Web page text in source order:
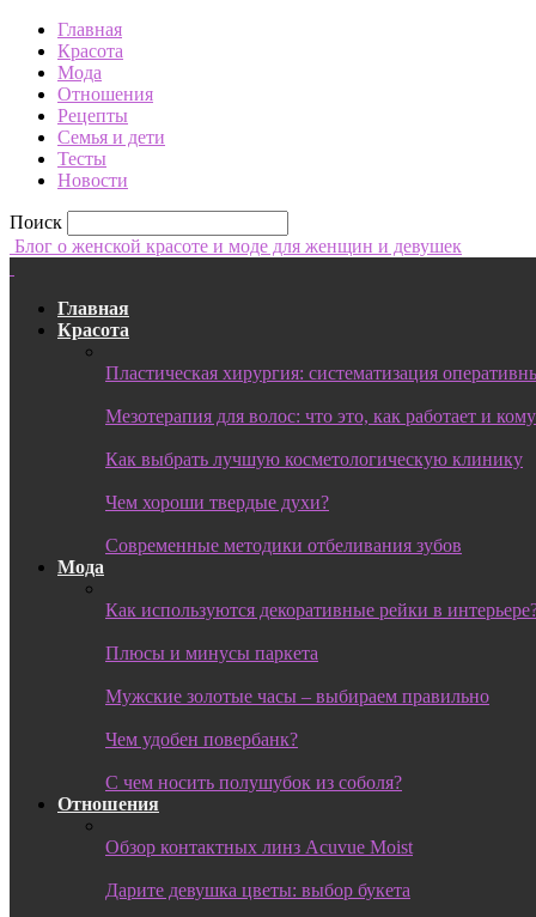
Главная
Красота
Мода
Отношения
Рецепты
Семья и дети
Тесты
Новости
Поиск
Блог о женской красоте и моде для женщин и девушек
Главная
Красота
Пластическая хирургия: систематизация
Мезотерапия для волос: что это, как работает и
Как выбрать лучшую косметологическую клинику
Чем хороши твердые духи?
Современные методики отбеливания зубов
Мода
Как используются декоративные рейки в
Плюсы и минусы паркета
Мужские золотые часы – выбираем правильно
Чем удобен повербанк?
С чем носить полушубок из соболя?
Отношения
Обзор контактных линз Acuvue Moist
Дарите девушка цветы: выбор букета